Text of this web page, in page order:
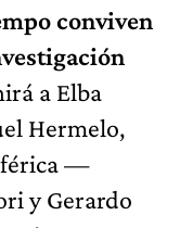
conviven
a Elba
Hermelo,
—
y Gerardo